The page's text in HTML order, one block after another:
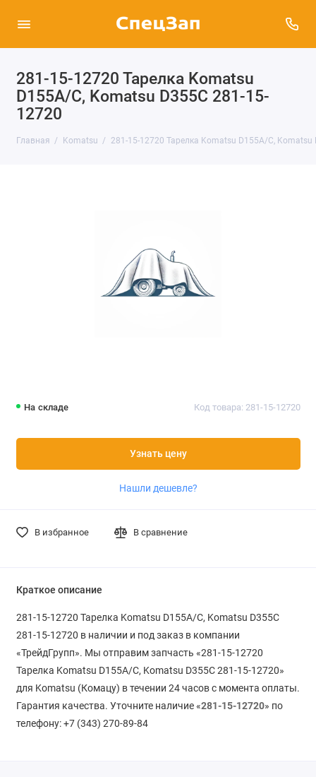
281-15-12720 Тарелка Komatsu
D155A/C, Komatsu D355C 281-15-
12720
Главная Komatsu 281-15-12720 Тарелка Komatsu D155A/C, Komatsu
На складе Код товара: 281-15-12720
Узнать цену
Нашли дешевле?
В избранное В сравнение
Краткое описание
281-15-12720 Тарелка Komatsu D155A/C, Komatsu D355C
281-15-12720 в наличии и под заказ в компании
«ТрейдГрупп». Мы отправим запчасть «281-15-12720
Тарелка Komatsu D155A/C, Komatsu D355C 281-15-12720»
для Komatsu (Комацу) в течении 24 часов с момента оплаты.
Гарантия качества. Уточните наличие «281-15-12720» по
телефону: +7 (343) 270-89-84